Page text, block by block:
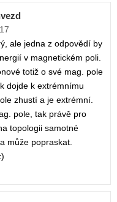
ale jedna z odpovědí by
v magnetickém poli.
totiž o své mag. pole
dojde k extrémnímu
zhustí a je extrémní.
pole, tak právě pro
topologii samotné
může popraskat.